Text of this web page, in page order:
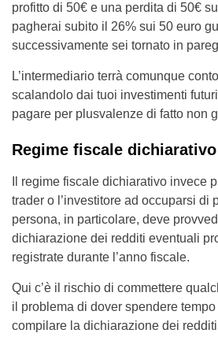
profitto di 50€ e una perdita di 50€
pagherai subito il 26% sui 50 euro
successivamente sei tornato in
L’intermediario terrà comunque
scalandolo dai tuoi investimenti
pagare per plusvalenze di fatto non
Regime fiscale dichiarativo
Il regime fiscale dichiarativo invece
trader o l’investitore ad occuparsi di
persona, in particolare, deve
dichiarazione dei redditi eventuali
registrate durante l’anno fiscale.
Qui c’è il rischio di commettere
il problema di dover spendere
compilare la dichiarazione dei